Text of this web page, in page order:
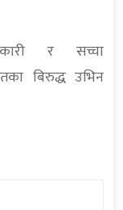
र सच्चा
बिरुद्ध उभिन